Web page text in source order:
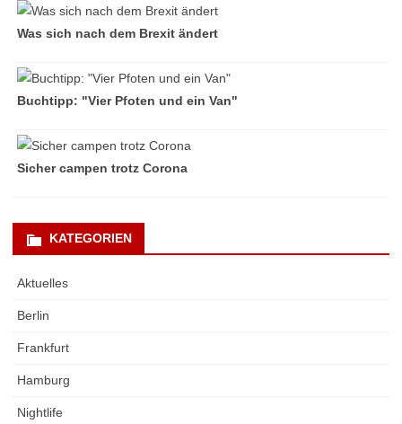
Was sich nach dem Brexit ändert
Buchtipp: "Vier Pfoten und ein Van"
Sicher campen trotz Corona
KATEGORIEN
Aktuelles
Berlin
Frankfurt
Hamburg
Nightlife